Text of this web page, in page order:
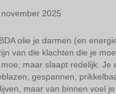
2025
olie je darmen (en
van die klachten die je
maar slaapt redelijk. Je
gespannen,
maar van binnen voel